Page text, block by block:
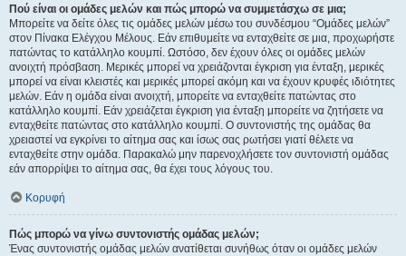
Πού είναι οι ομάδες μελών και πώς μπορώ να συμμετάσχω σε μια;
Μπορείτε να δείτε όλες τις ομάδες μελών μέσω του συνδέσμου “Ομάδες μελών”
στον Πίνακα Ελέγχου Μέλους. Εάν επιθυμείτε να ενταχθείτε σε μια, προχωρήστε
πατώντας το κατάλληλο κουμπί. Ωστόσο, δεν έχουν όλες οι ομάδες μελών
ανοιχτή πρόσβαση. Μερικές μπορεί να χρειάζονται έγκριση για ένταξη, μερικές
μπορεί να είναι κλειστές και μερικές μπορεί ακόμη και να έχουν κρυφές ιδιότητες
μελών. Εάν η ομάδα είναι ανοιχτή, μπορείτε να ενταχθείτε πατώντας στο
κατάλληλο κουμπί. Εάν χρειάζεται έγκριση για ένταξη μπορείτε να ζητήσετε να
ενταχθείτε πατώντας στο κατάλληλο κουμπί. Ο συντονιστής της ομάδας θα
χρειαστεί να εγκρίνει το αίτημα σας και ίσως σας ρωτήσει γιατί θέλετε να
ενταχθείτε στην ομάδα. Παρακαλώ μην παρενοχλήσετε τον συντονιστή ομάδας
εάν απορρίψει το αίτημα σας, θα έχει τους λόγους του.
Κορυφή
Πώς μπορώ να γίνω συντονιστής ομάδας μελών;
Ένας συντονιστής ομάδας μελών ανατίθεται συνήθως όταν οι ομάδες μελών